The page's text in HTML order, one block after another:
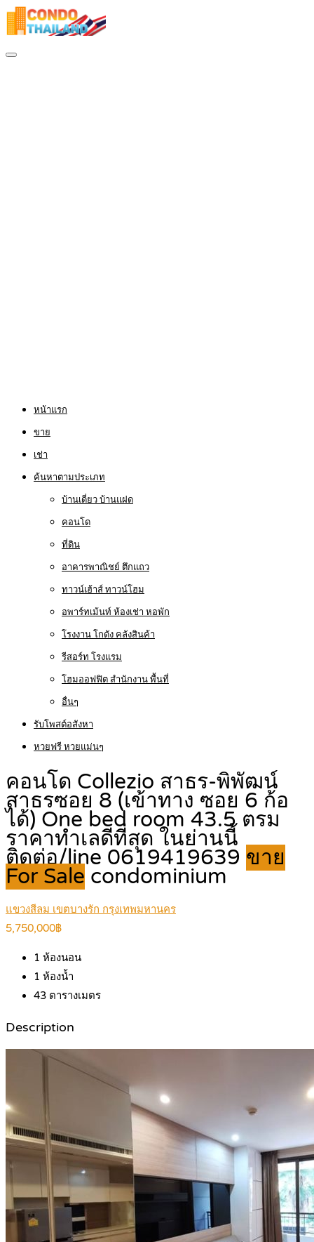
หน้าแรก
ขาย
เช่า
ค้นหาตามประเภท
บ้านเดี่ยว บ้านแฝด
คอนโด
ที่ดิน
อาคารพาณิชย์ ตึกแถว
ทาวน์เฮ้าส์ ทาวน์โฮม
อพาร์ทเม้นท์ ห้องเช่า หอพัก
โรงงาน โกดัง คลังสินค้า
รีสอร์ท โรงแรม
โฮมออฟฟิต สำนักงาน พื้นที่
อื่นๆ
รับโพสต์อสังหา
หวยฟรี หวยแม่นๆ
คอนโด Collezio สาธร-พิพัฒน์
สาธรซอย 8 (เข้าทาง ซอย 6 ก้อ
ได้) One bed room 43.5 ตรม
ราคาทำเลดีที่สุด ในย่านนี้
ติดต่อ/line 0619419639 ขาย
For Sale condominium
แขวงสีลม เขตบางรัก กรุงเทพมหานคร
5,750,000฿
1 ห้องนอน
1 ห้องน้ำ
43 ตารางเมตร
Description